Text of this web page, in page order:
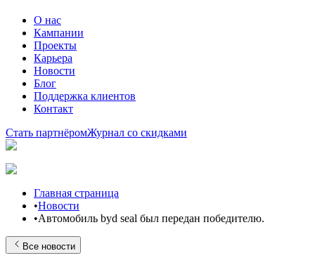
О нас
Кампании
Проекты
Карьера
Новости
Блог
Поддержка клиентов
Контакт
Стать партнёромЖурнал со скидками
Главная страница
•Новости
•Автомобиль byd seal был передан победителю.
Все новости